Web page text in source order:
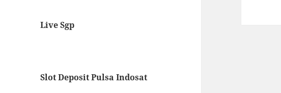
Live Sgp
Slot Deposit Pulsa Indosat